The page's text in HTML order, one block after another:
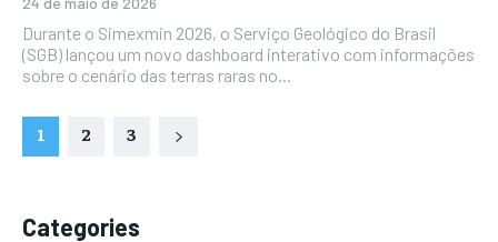
Durante o Simexmin 2026, o Serviço Geológico do Brasil
(SGB) lançou um novo dashboard interativo com informações
sobre o cenário das terras raras no...
1 2 3
Categories